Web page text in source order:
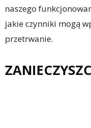
naszego
jakie czynniki mogą
przetrwanie.